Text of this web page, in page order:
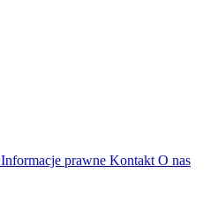
Informacje prawne Kontakt O nas